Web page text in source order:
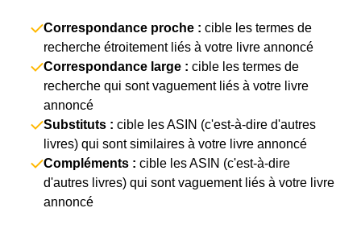
Correspondance proche : cible les termes de
recherche étroitement liés à votre livre annoncé
Correspondance large : cible les termes de
recherche qui sont vaguement liés à votre livre
annoncé
Substituts : cible les ASIN (c'est-à-dire d'autres
livres) qui sont similaires à votre livre annoncé
Compléments : cible les ASIN (c'est-à-dire
d'autres livres) qui sont vaguement liés à votre livre
annoncé